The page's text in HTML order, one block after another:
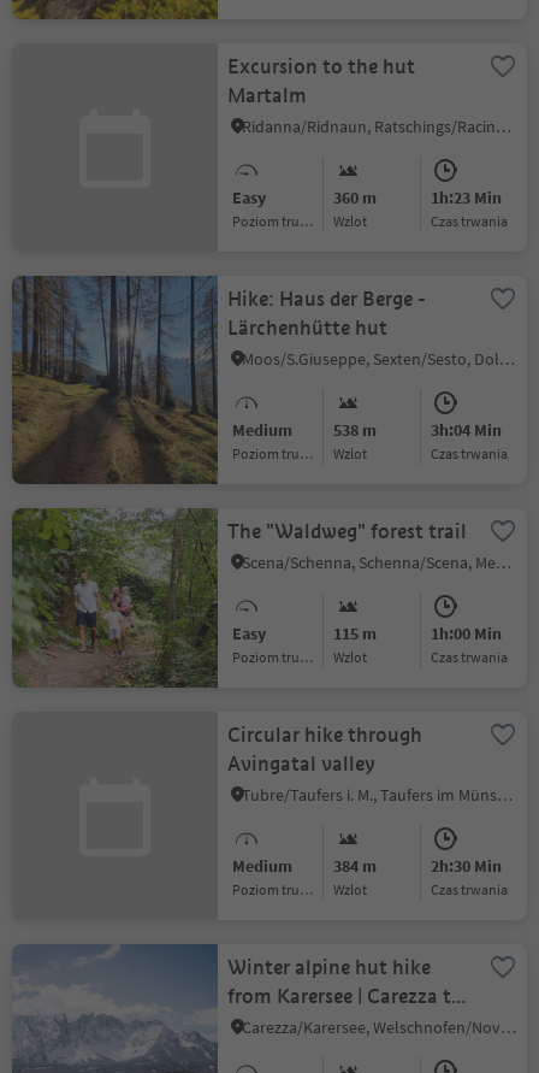
Excursion to the hut
Martalm
Ridanna/Ridnaun, Ratschings/Racines, Sterzing/Vipiteno and environs
Easy
Poziom trudności
360 m
Wzlot
1h:23 Min
czas trwania
Hike: Haus der Berge -
Lärchenhütte hut
Moos/S.Giuseppe, Sexten/Sesto, Dolomites Region 3 Zinnen
Medium
Poziom trudności
538 m
Wzlot
3h:04 Min
czas trwania
The "Waldweg" forest trail
Scena/Schenna, Schenna/Scena, Meran/Merano and environs
Easy
Poziom trudności
115 m
Wzlot
1h:00 Min
czas trwania
Circular hike through
Avingatal valley
Tubre/Taufers i. M., Taufers im Münstertal/Tubre, Vinschgau/Val Venosta
Medium
Poziom trudności
384 m
Wzlot
2h:30 Min
czas trwania
Winter alpine hut hike
from Karersee | Carezza to
Welschnofen | Nova
Carezza/Karersee, Welschnofen/Nova Levante, Dolomites Region Eggental